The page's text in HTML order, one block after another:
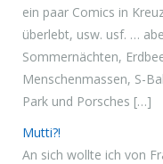
ein paar Comics in
überlebt, usw. usf. …
Sommernächten,
Menschenmassen, S-
Park und Porsches […]
Mutti?!
An sich wollte ich von